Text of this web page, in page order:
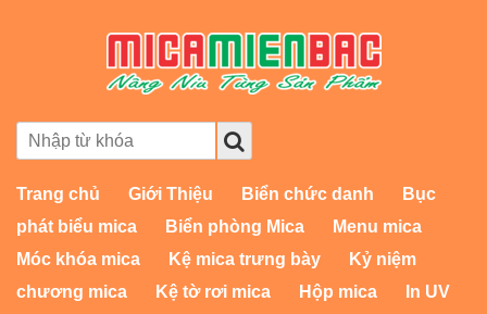
Trang chủ Giới Thiệu Biển chức danh
Bục
phát biểu mica
Biển phòng Mica
Menu mica
Móc khóa mica
Kệ mica trưng bày
Kỷ niệm
chương mica
Kệ tờ rơi mica Hộp mica
In UV